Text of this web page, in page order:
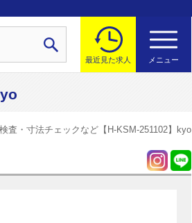
最近見た求人 メニュー
査・寸法チェックなど【H-KSM-251102】kyo